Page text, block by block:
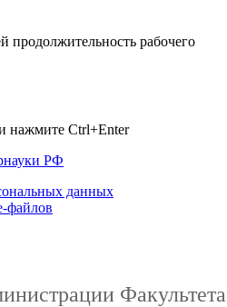
продолжительность рабочего
нажмите Ctrl+Enter
РФ
данных
файлов
Факультета